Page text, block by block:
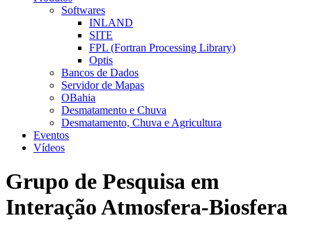
Softwares
INLAND
SITE
FPL (Fortran Processing Library)
Optis
Bancos de Dados
Servidor de Mapas
OBahia
Desmatamento e Chuva
Desmatamento, Chuva e Agricultura
Eventos
Vídeos
Grupo de Pesquisa em
Interação Atmosfera-Biosfera